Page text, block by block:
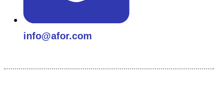
info@afor.com